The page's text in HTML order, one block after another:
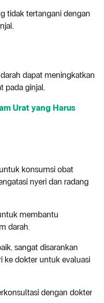
tidak tertangani dengan
dapat meningkatkan
pada ginjal.
Urat yang Harus
konsumsi obat
nyeri dan radang
membantu
darah.
sangat disarankan
ke dokter untuk evaluasi
dengan dokter